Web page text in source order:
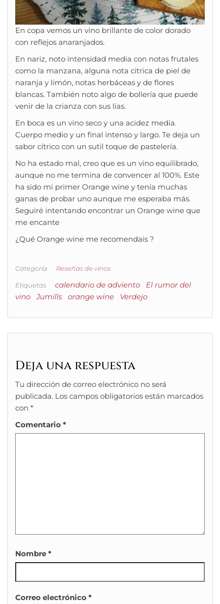
En copa vemos un vino brillante de color dorado
con reflejos anaranjados.
En nariz, noto intensidad media con notas frutales
como la manzana, alguna nota citrica de piel de
naranja y limón, notas herbáceas y de flores
blancas. También noto algo de bollería que puede
venir de la crianza con sus lías.
En boca es un vino seco y una acidez media.
Cuerpo medio y un final intenso y largo. Te deja un
sabor cítrico con un sutil toque de pastelería.
No ha estado mal, creo que es un vino equilibrado,
aunque no me termina de convencer al 100%. Este
ha sido mi primer Orange wine y tenía muchas
ganas de probar uno aunque me esperaba más.
Seguiré intentando encontrar un Orange wine que
me encante
¿Qué Orange wine me recomendais ?
Categoría Reseñas de vinos
Etiquetas calendario de adviento
El rumor del
vino
Jumills orange wine Verdejo
Deja una respuesta
Tu dirección de correo electrónico no será
publicada. Los campos obligatorios están marcados
con *
Comentario *
Nombre *
Correo electrónico *